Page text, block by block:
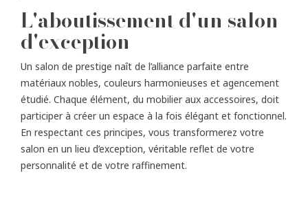
L'aboutissement d'un salon
d'exception
Un salon de prestige naît de l’alliance parfaite entre
matériaux nobles, couleurs harmonieuses et agencement
étudié. Chaque élément, du mobilier aux accessoires, doit
participer à créer un espace à la fois élégant et fonctionnel.
En respectant ces principes, vous transformerez votre
salon en un lieu d’exception, véritable reflet de votre
personnalité et de votre raffinement.